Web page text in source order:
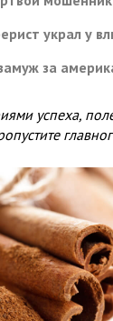
украл у
за
успеха,